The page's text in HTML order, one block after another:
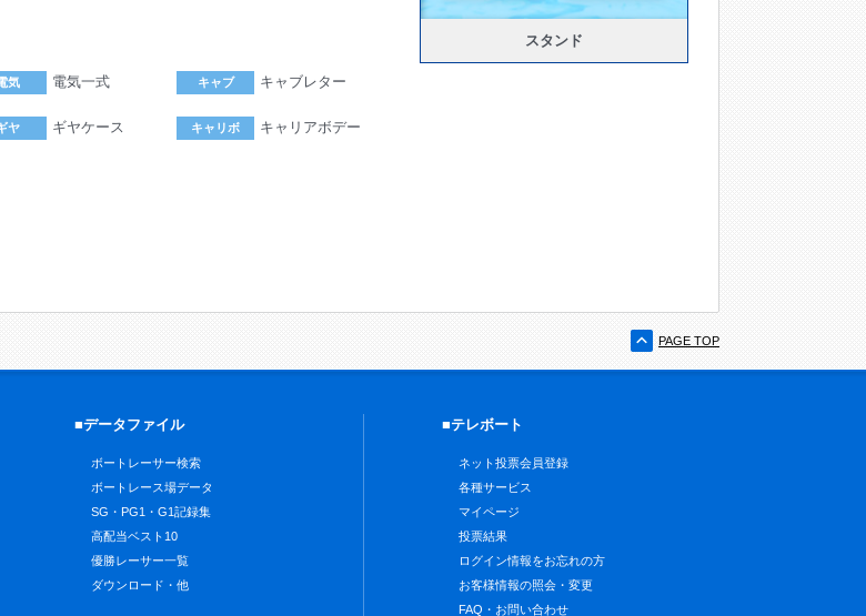
気 電気一式 キャブ キャブレター
ヤ ギヤケース キャリボ キャリアボデー
スタンド
PAGE TOP
■データファイル
ボートレーサー検索
ボートレース場データ
SG・PG1・G1記録集
高配当ベスト10
優勝レーサー一覧
ダウンロード・他
■テレボート
ネット投票会員登録
各種サービス
マイページ
投票結果
ログイン情報をお忘れの方
お客様情報の照会・変更
FAQ・お問い合わせ